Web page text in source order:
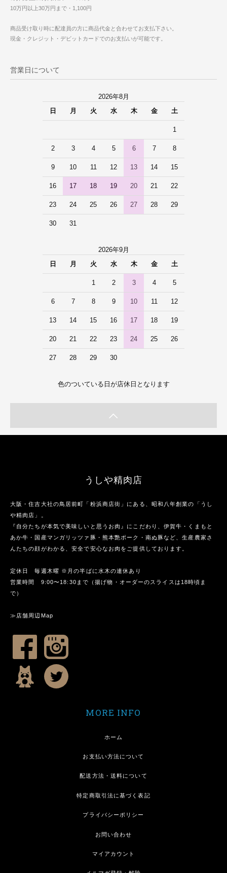
10万円以上30万円まで・1,100円
商品受け取り時に配達員の方に商品代金と合わせてお支払下さい。
現金・クレジット・デビットカードでのお支払いが可能です。
営業日について
2026年8月
日
月 火 水 木 金 土
1
2 3 4 5 6 7 8
9 10 11 12 13 14 15
16 17 18 19 20 21 22
23 24 25 26 27 28 29
30 31
2026年9月
日
月 火 水 木 金 土
1 2 3 4 5
6 7 8 9 10 11 12
13 14 15 16 17 18 19
20 21 22 23 24 25 26
27 28 29 30
色のついている日が店休日となります
うしや精肉店
大阪・住吉大社の鳥居前町「粉浜商店街」にある、昭和八年創業の「うし
や精肉店」。
『自分たちが本気で美味しいと思うお肉』にこだわり、伊賀牛・くまもと
あか牛・国産マンガリッツァ豚・熊本艶ポーク・南ぬ豚など、生産農家さ
んたちの顔がわかる、安全で安心なお肉をご提供しております。
定休日 毎週木曜 ※月の半ばに水木の連休あり
営業時間 9:00〜18:30まで（揚げ物・オーダーのスライスは18時頃ま
で）
≫店舗周辺Map
MORE INFO
ホーム
お支払い方法について
配送方法・送料について
特定商取引法に基づく表記
プライバシーポリシー
お問い合わせ
マイアカウント